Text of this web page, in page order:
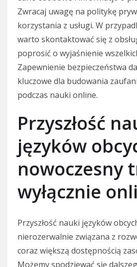
Zwracaj uwagę na politykę
korzystania z usługi. W
warto skontaktować się z
poprosić o wyjaśnienie
Zapewnienie bezpieczeństwa
kluczowe dla budowania
podczas nauki online.
Przyszłość
języków
nowoczesny
wyłącznie
Przyszłość nauki języków
nierozerwalnie związana z
coraz większą dostępnością
Możemy spodziewać się